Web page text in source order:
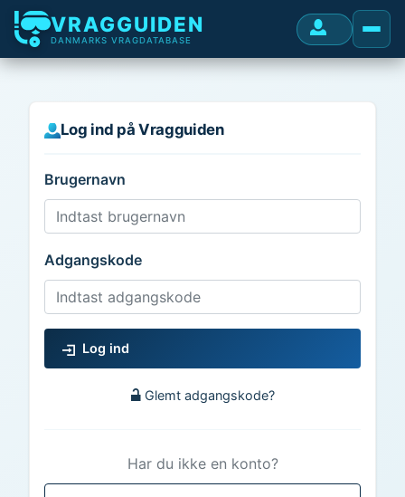
VRAGGUIDEN
DANMARKS VRAGDATABASE
Log ind på Vragguiden
Brugernavn
Adgangskode
Log ind
Glemt adgangskode?
Har du ikke en konto?